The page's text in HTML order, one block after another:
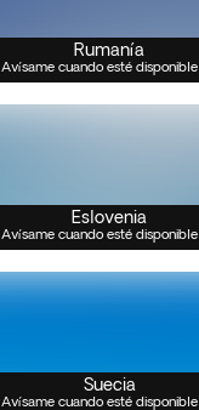
Rumanía
Avísame cuando esté disponible
Eslovenia
Avísame cuando esté disponible
Suecia
Avísame cuando esté disponible